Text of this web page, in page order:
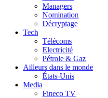
Managers
Nomination
Décryptage
Tech
Télécoms
Electricité
Pétrole & Gaz
Ailleurs dans le monde
États-Unis
Media
Fineco TV